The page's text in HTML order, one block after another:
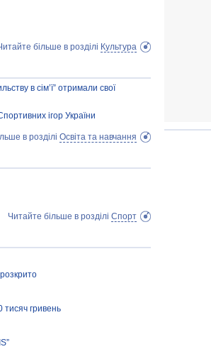
більше в розділі Культура
в сім’ї” отримали свої
ігор України
в розділі Освіта та навчання
Читайте більше в розділі Спорт
гривень